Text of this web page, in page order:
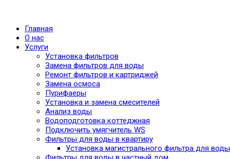
Главная
О нас
Услуги
Установка фильтров
Замена фильтров для воды
Ремонт фильтров и картриджей
Замена осмоса
Пурифаеры
Установка и замена смесителей
Анализ воды
Водоподготовка коттеджная
Подключить умягчитель WS
Фильтры для воды в квартиру
Установка магистрального фильтра для воды